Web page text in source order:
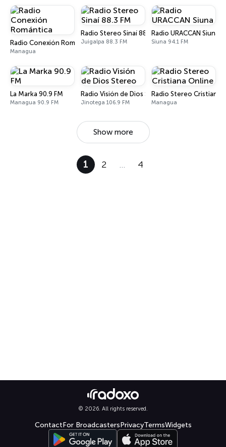
Radio Conexión Romántica
Managua
Radio Stereo Sinaí 88.3 FM
Juigalpa 88.3 FM
Radio URACCAN Siuna
Siuna 94.1 FM
La Marka 90.9 FM
Managua 90.9 FM
Radio Visión de Dios Stereo
Jinotega 106.9 FM
Radio Stereo Cristiana
Managua
Show more
1 2 … 4
© 2026. All rights reserved.
ContactFor BroadcastersPrivacyTermsWidgets